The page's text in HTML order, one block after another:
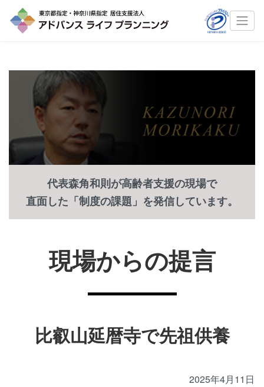
代表森角和則が高齢者支援の現場で
直面した「制度の課題」を発信しています。
現場からの提言
比叡山延暦寺で先祖供養
2025年4月11日